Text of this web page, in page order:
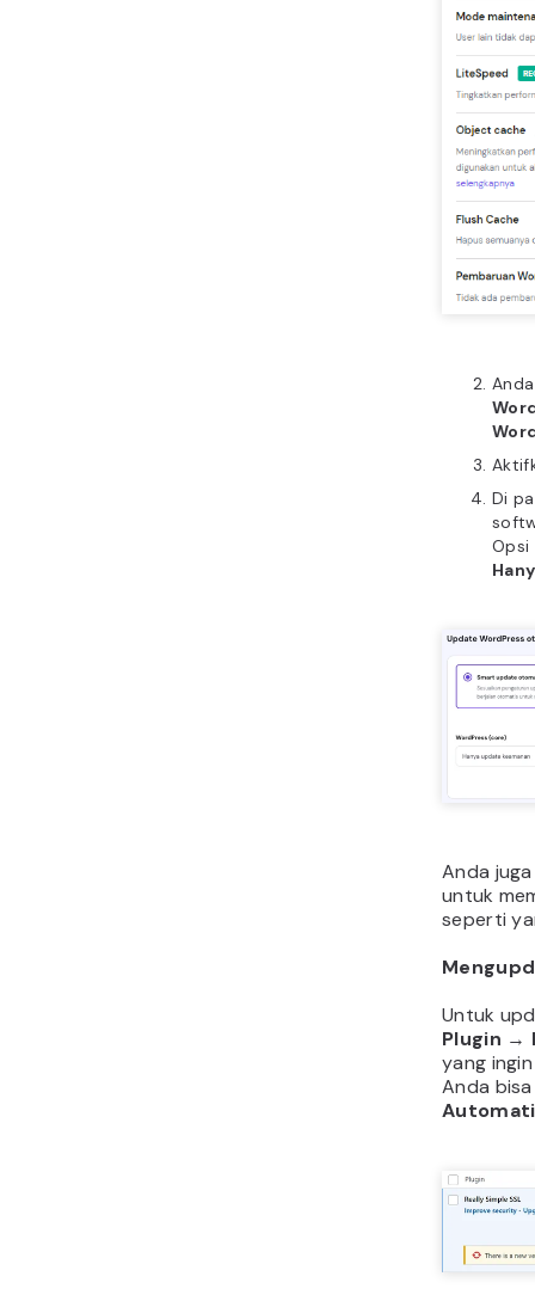
Di
Opsi
Anda
untuk
seperti
Untuk
Plugin →
yang
Anda